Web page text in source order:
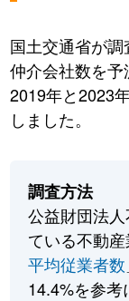
国土交通省が
仲介会社数を予
2019年と2023
しました。
調査方法
公益財団法
ている不動
平均従業者数
14.4%を参考